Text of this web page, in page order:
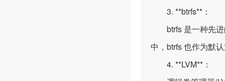
3. **btrfs**：
btrfs 是一种先进
中，btrfs 也作为默
4. **LVM**：